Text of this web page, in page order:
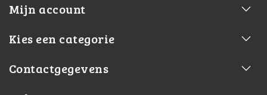
Mijn account
Kies een categorie
Contactgegevens